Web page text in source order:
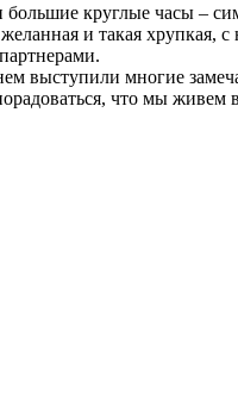
большие круглые часы –
и такая хрупкая, с
выступили многие
что мы живем